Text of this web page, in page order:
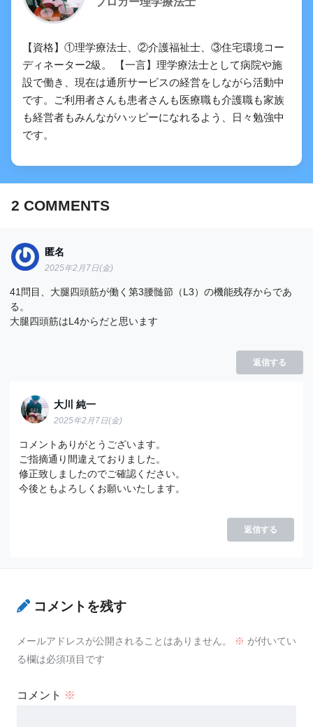
【資格】①理学療法士、②介護福祉士、③住宅環境コー
ディネーター2級。 【一言】理学療法士として病院や施
設で働き、現在は通所サービスの経営をしながら活動中
です。ご利用者さんも患者さんも医療職も介護職も家族
も経営者もみんながハッピーになれるよう、日々勉強中
です。
2 COMMENTS
匿名
2025年2月7日(金)
41問目、大腿四頭筋が働く第3腰髄節（L3）の機能残存からであ
る。
大腿四頭筋はL4からだと思います
返信する
大川 純一
2025年2月7日(金)
コメントありがとうございます。
ご指摘通り間違えておりました。
修正致しましたのでご確認ください。
今後ともよろしくお願いいたします。
返信する
コメントを残す
メールアドレスが公開されることはありません。 ※ が付いてい
る欄は必須項目です
コメント ※